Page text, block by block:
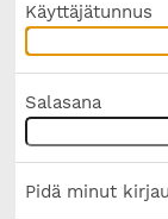
Käyttäjätunnus
Salasana
Pidä minut